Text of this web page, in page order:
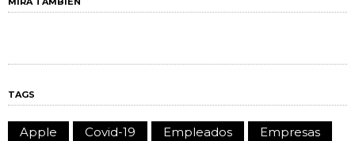
TAGS
Apple Covid-19 Empleados
Empresas